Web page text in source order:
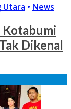
Utara • News
Kotabumi
Dikenal